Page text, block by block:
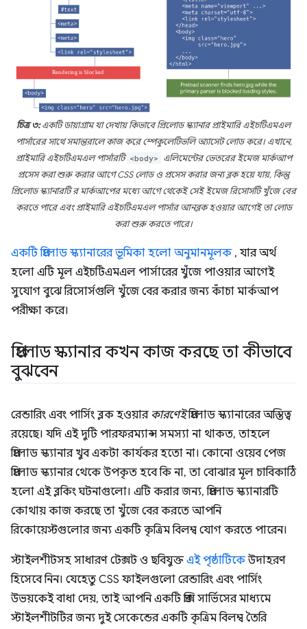
চিত্র ৩:একটি ডায়াগ্রাম যা দেখায় কিভাবে প্রিলোড স্ক্যানার প্রাইমারি এইচটিএমএল
পার্সারের সাথে সমান্তরালে কাজ করে স্পেকুলেটিভলি অ্যাসেট লোড করে। এখানে,
প্রাইমারি এইচটিএমএল পার্সারটি <body> এলিমেন্টের ভেতরের ইমেজ মার্কআপ
প্রসেস করা শুরু করার আগে CSS লোড ও প্রসেস করার জন্য ব্লক হয়ে যায়, কিন্তু
প্রিলোড স্ক্যানারটি র মার্কআপের মধ্যে আগে থেকেই সেই ইমেজ রিসোর্সটি খুঁজে বের
করতে পারে এবং প্রাইমারি এইচটিএমএল পার্সার আনব্লক হওয়ার আগেই তা লোড
করা শুরু করতে পারে।
একটি প্রিলোড স্ক্যানারের ভূমিকা হলো অনুমানমূলক, যার অর্থ
হলো এটি মূল এইচটিএমএল পার্সারের খুঁজে পাওয়ার আগেই
সুযোগ বুঝে রিসোর্সগুলি খুঁজে বের করার জন্য কাঁচা মার্কআপ
পরীক্ষা করে।
প্রিলোড স্ক্যানার কখন কাজ করছে তা কীভাবে
বুঝবেন
রেন্ডারিং এবং পার্সিং ব্লক হওয়ার কারণেইপ্রিলোড স্ক্যানারের অস্তিত্ব
রয়েছে। যদি এই দুটি পারফরম্যান্স সমস্যা না থাকত, তাহলে
প্রিলোড স্ক্যানার খুব একটা কার্যকর হতো না। কোনো ওয়েব পেজ
প্রিলোড স্ক্যানার থেকে উপকৃত হবে কি না, তা বোঝার মূল চাবিকাঠি
হলো এই ব্লকিং ঘটনাগুলো। এটি করার জন্য, প্রিলোড স্ক্যানারটি
কোথায় কাজ করছে তা খুঁজে বের করতে আপনি
রিকোয়েস্টগুলোর জন্য একটি কৃত্রিম বিলম্ব যোগ করতে পারেন।
স্টাইলশীটসহ সাধারণ টেক্সট ও ছবিযুক্তএই পৃষ্ঠাটিকেউদাহরণ
হিসেবে নিন। যেহেতু CSS ফাইলগুলো রেন্ডারিং এবং পার্সিং
উভয়কেই বাধা দেয়, তাই আপনি একটি প্রক্সি সার্ভিসের মাধ্যমে
স্টাইলশীটটির জন্য দুই সেকেন্ডের একটি কৃত্রিম বিলম্ব তৈরি